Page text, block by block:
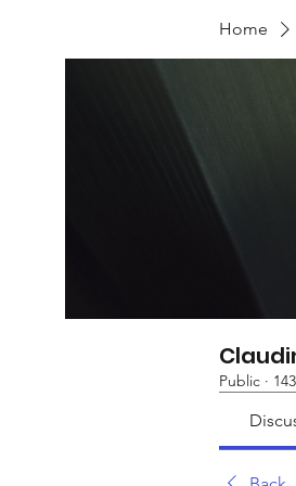
Home
Public ·